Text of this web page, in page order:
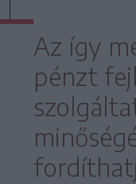
Az így
pénzt